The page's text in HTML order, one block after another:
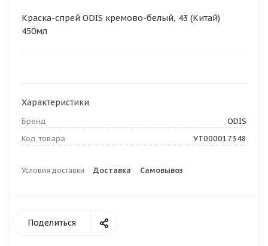
Краска-спрей ODIS кремово-белый, 43 (Китай)
450мл
Характеристики
Бренд
ODIS
Код товара
УТ000017348
Условия доставки Доставка Самовывоз
Поделиться